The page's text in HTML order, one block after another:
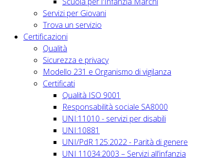
Servizi per Giovani
Trova un servizio
Certificazioni
Qualità
Sicurezza e privacy
Modello 231 e Organismo di vigilanza
Certificati
Qualità ISO 9001
Responsabilità sociale SA8000
UNI:11010 - servizi per disabili
UNI:10881
UNI/PdR 125:2022 - Parità di genere
UNI 11034:2003 – Servizi all’infanzia